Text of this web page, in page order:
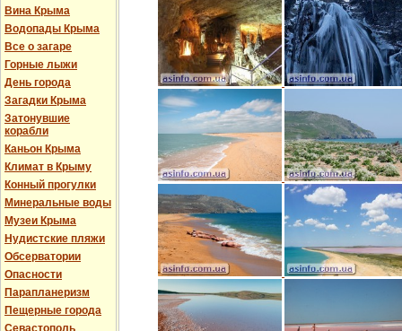
Вина Крыма
Водопады Крыма
Все о загаре
Горные лыжи
День города
Загадки Крыма
Затонувшие
корабли
Каньон Крыма
Климат в Крыму
Конный прогулки
Минеральные воды
Музеи Крыма
Нудистские пляжи
Обсерватории
Опасности
Парапланеризм
Пещерные города
Севастополь